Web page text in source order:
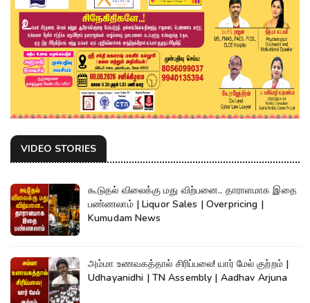
VIDEO STORIES
கூடுதல் விலைக்கு மது விற்பனை.. தாராளமாக இதை
பண்ணலாம் | Liquor Sales | Overpricing |
Kumudam News
அம்மா உணவகத்தால் சிரிப்பலை! யார் மேல் குற்றம் |
Udhayanidhi | TN Assembly | Aadhav Arjuna